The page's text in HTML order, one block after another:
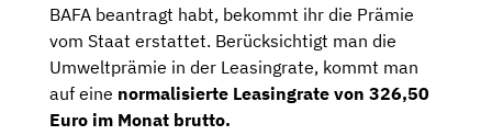
BAFA beantragt habt, bekommt ihr die Prämie
vom Staat erstattet. Berücksichtigt man die
Umweltprämie in der Leasingrate, kommt man
auf eine normalisierte Leasingrate von 326,50
Euro im Monat brutto.